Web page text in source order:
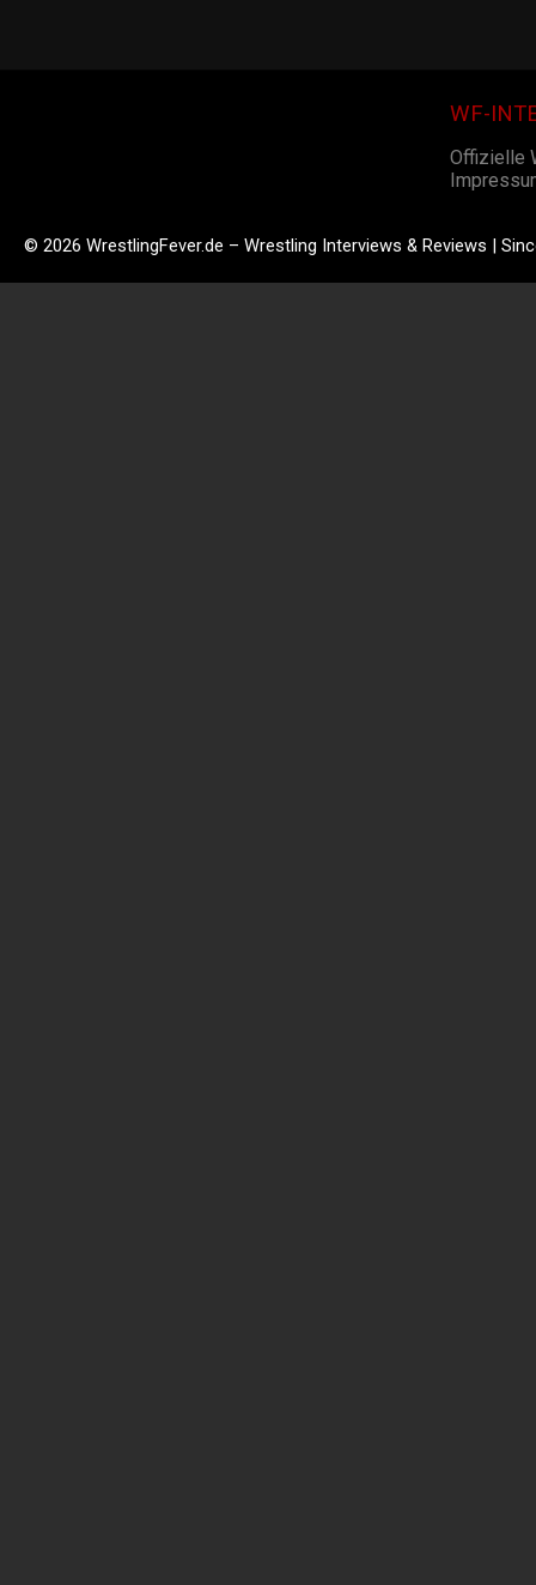
WF-
Offizielle
© 2026 WrestlingFever.de – Wrestling Interviews & Reviews |